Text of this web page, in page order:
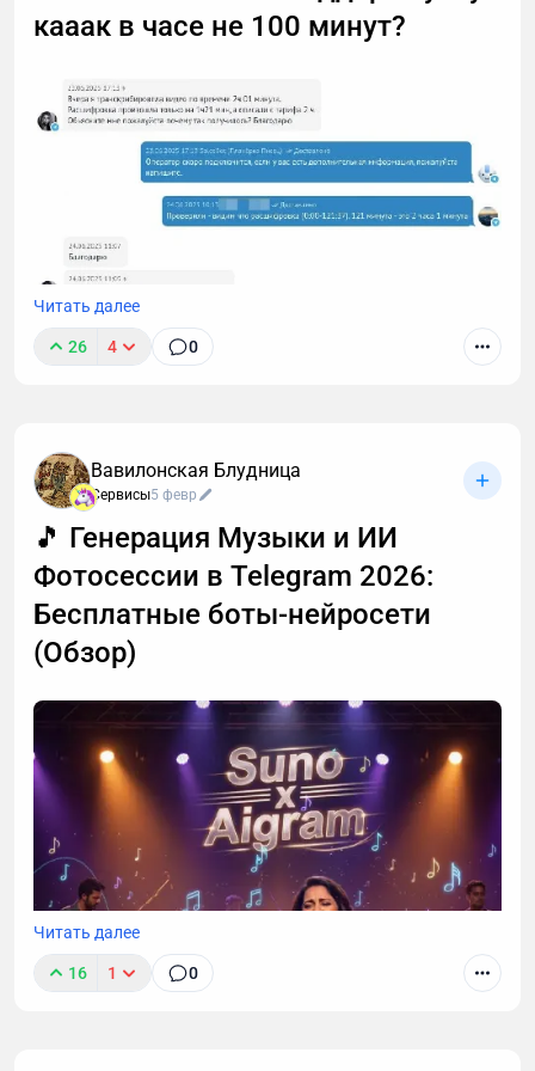
также — как настроить автоматическую
технике.
кааак в часе не 100 минут?
Мне в поддержку недавно написали, что я
обсчитался и вместо 2 часов расшифровал только
120 минут. Причем уже не первая такая претензия.
Я решил разобраться, откуда ноги растут 🦶
Читать далее
26 4 0
Вавилонская Блудница
Сервисы5 февр
🎵 Генерация Музыки и ИИ
Фотосессии в Telegram 2026:
Бесплатные боты-нейросети
(Обзор)
Читать далее
16 1 0